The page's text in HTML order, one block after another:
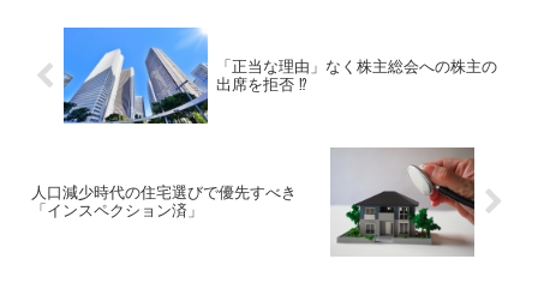
「正当な理由」なく株主総会への株主の
出席を拒否 ⁉︎
人口減少時代の住宅選びで優先すべき
「インスペクション済」